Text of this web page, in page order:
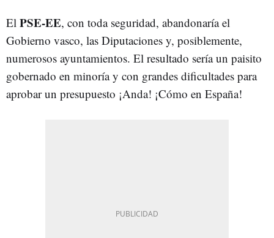
El PSE-EE, con toda seguridad, abandonaría el
Gobierno vasco, las Diputaciones y, posiblemente,
numerosos ayuntamientos. El resultado sería un paisito
gobernado en minoría y con grandes dificultades para
aprobar un presupuesto ¡Anda! ¡Cómo en España!